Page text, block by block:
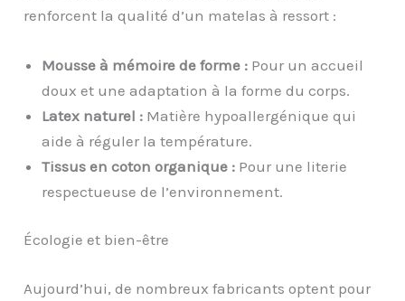
renforcent la qualité d’un matelas à ressort :
Mousse à mémoire de forme : Pour un accueil
doux et une adaptation à la forme du corps.
Latex naturel : Matière hypoallergénique qui
aide à réguler la température.
Tissus en coton organique : Pour une literie
respectueuse de l’environnement.
Écologie et bien-être
Aujourd’hui, de nombreux fabricants optent pour